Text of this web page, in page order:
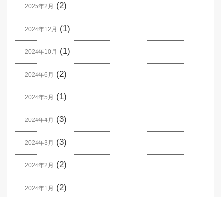
2025年2月 (2)
2024年12月 (1)
2024年10月 (1)
2024年6月 (2)
2024年5月 (1)
2024年4月 (3)
2024年3月 (3)
2024年2月 (2)
2024年1月 (2)